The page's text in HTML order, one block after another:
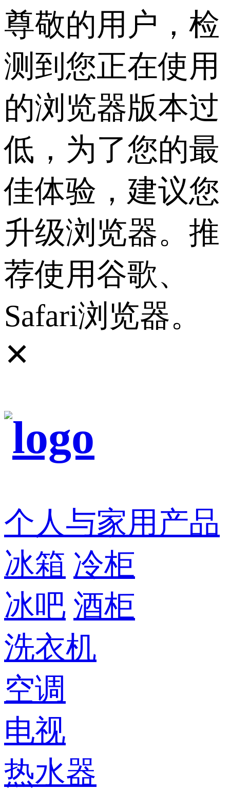
尊敬的用户，检
测到您正在使用
的浏览器版本过
低，为了您的最
佳体验，建议您
升级浏览器。推
荐使用谷歌、
Safari浏览器。
✕
个人与家用产品
冰箱 冷柜
冰吧 酒柜
洗衣机
空调
电视
热水器